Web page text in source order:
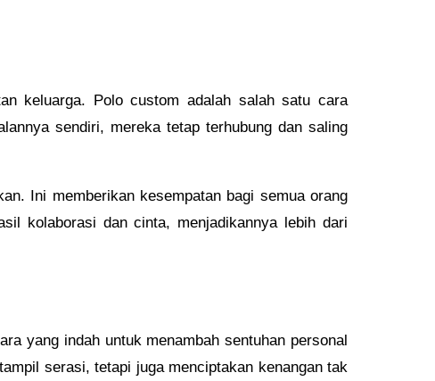
keluarga. Polo custom adalah salah satu cara
sendiri, mereka tetap terhubung dan saling
Ini memberikan kesempatan bagi semua orang
kolaborasi dan cinta, menjadikannya lebih dari
yang indah untuk menambah sentuhan personal
serasi, tetapi juga menciptakan kenangan tak